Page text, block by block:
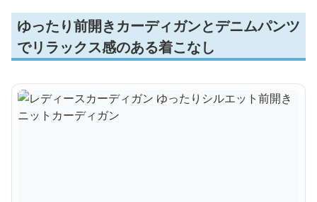
ゆったり前開きカーディガンとデニムパンツ
でリラックス感のある着こなし